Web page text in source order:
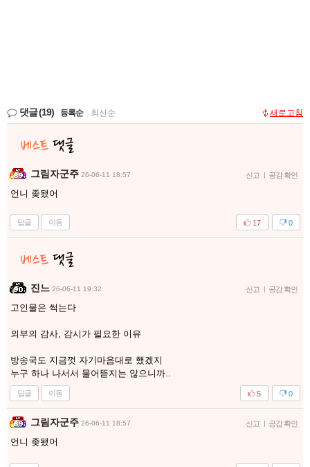
댓글(19) 등록순 최신순 새로고침
그림자군주 26-06-11 18:57 신고 | 공감 확인
언니 좆됐어
답글 이동 0
17
진느 26-06-11 19:32 신고 | 공감 확인
고인물은 썩는다
외부의 감사, 감시가 필요한 이유
방송국도 지금껏 자기마음대로 했겠지
누구 하나 나서서 물어뜯지는 않으니까..
답글 이동 0
5
그림자군주 26-06-11 18:57 신고 | 공감 확인
언니 좆됐어